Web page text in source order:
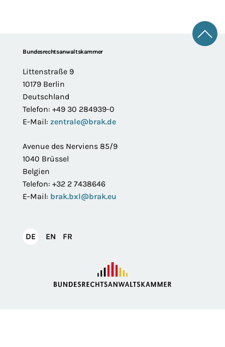
FooterBundesrechtsanwaltskammer
Littenstraße 9
10179 Berlin
Deutschland
Telefon: +49 30 284939-0
E-Mail: zentrale@brak.de
Avenue des Nerviens 85/9
1040 Brüssel
Belgien
Telefon: +32 2 7438646
E-Mail: brak.bxl@brak.eu
DEDeutsch
EN English
FR